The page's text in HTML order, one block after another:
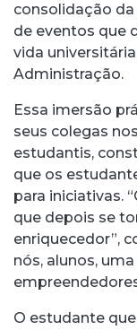
consolidação
de eventos que
vida
Administração.
Essa imersão
seus colegas
estudantis,
que os
para iniciativas.
que depois se
enriquecedor”,
nós, alunos,
O estudante